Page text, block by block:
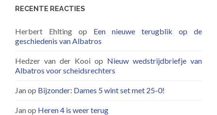
RECENTE REACTIES
Herbert Ehlting op Een nieuwe terugblik op de
geschiedenis van Albatros
Hedzer van der Kooi op Nieuw wedstrijdbriefje van
Albatros voor scheidsrechters
Janop Bijzonder: Dames 5 wint set met 25-0!
Janop Heren 4 is weer terug